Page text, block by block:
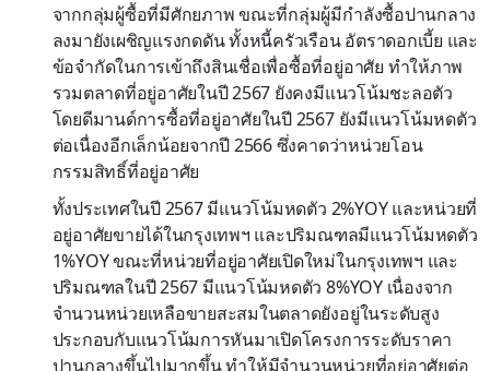
จากกลุ่มผู้ซื้อที่มีศักยภาพ ขณะที่กลุ่มผู้มีกำลังซื้อปานกลาง
ลงมายังเผชิญแรงกดดัน ทั้งหนี้ครัวเรือน อัตราดอกเบี้ย และ
ข้อจำกัดในการเข้าถึงสินเชื่อเพื่อซื้อที่อยู่อาศัย ทำให้ภาพ
รวมตลาดที่อยู่อาศัยในปี 2567 ยังคงมีแนวโน้มชะลอตัว
โดยดีมานด์การซื้อที่อยู่อาศัยในปี 2567 ยังมีแนวโน้มหดตัว
ต่อเนื่องอีกเล็กน้อยจากปี 2566 ซึ่งคาดว่าหน่วยโอน
กรรมสิทธิ์ที่อยู่อาศัย
ทั้งประเทศในปี 2567 มีแนวโน้มหดตัว 2%YOY และหน่วยที่
อยู่อาศัยขายได้ในกรุงเทพฯ และปริมณฑลมีแนวโน้มหดตัว
1%YOY ขณะที่หน่วยที่อยู่อาศัยเปิดใหม่ในกรุงเทพฯ และ
ปริมณฑลในปี 2567 มีแนวโน้มหดตัว 8%YOY เนื่องจาก
จำนวนหน่วยเหลือขายสะสมในตลาดยังอยู่ในระดับสูง
ประกอบกับแนวโน้มการหันมาเปิดโครงการระดับราคา
ปานกลางขึ้นไปมากขึ้น ทำให้มีจำนวนหน่วยที่อยู่อาศัยต่อ